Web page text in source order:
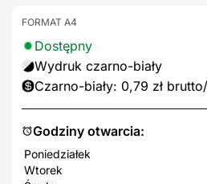
Godziny otwarcia:
Poniedziałek
Wtorek
FORMAT A4
Dostępny
Wydruk czarno-biały
Czarno-biały: 0,79 zł